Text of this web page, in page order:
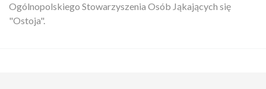
Ogólnopolskiego Stowarzyszenia Osób Jąkających się
"Ostoja".